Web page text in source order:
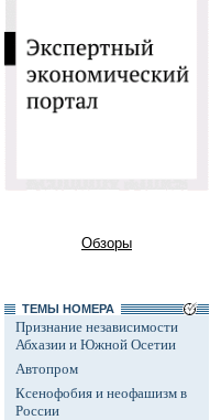
Обзоры
ТЕМЫ НОМЕРА
Признание независимости
Абхазии и Южной Осетии
Автопром
Ксенофобия и неофашизм в
России